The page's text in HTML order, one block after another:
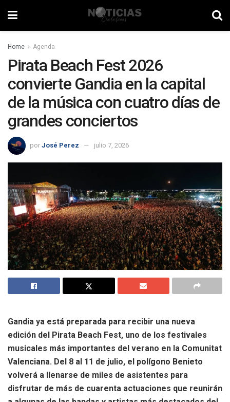
Home Agenda
Pirata Beach Fest 2026
convierte Gandia en la capital
de la música con cuatro días de
grandes conciertos
por José Perez julio 7, 2026
Gandia ya está preparada para recibir una nueva
edición del Pirata Beach Fest, uno de los festivales
musicales más importantes del verano en la Comunitat
Valenciana. Del 8 al 11 de julio, el polígono Benieto
volverá a llenarse de miles de asistentes para
disfrutar de más de cuarenta actuaciones que reunirán